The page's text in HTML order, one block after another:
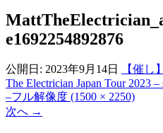
e1692254892876
公開日: 2023年9月14日
【催し
The Electrician Japan Tour 2023
–フル解像度 (1500 × 2250)
次へ →